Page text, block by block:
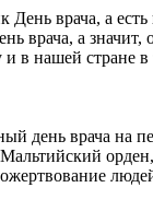
День врача, а
врача, а значит,
в нашей стране
день врача на